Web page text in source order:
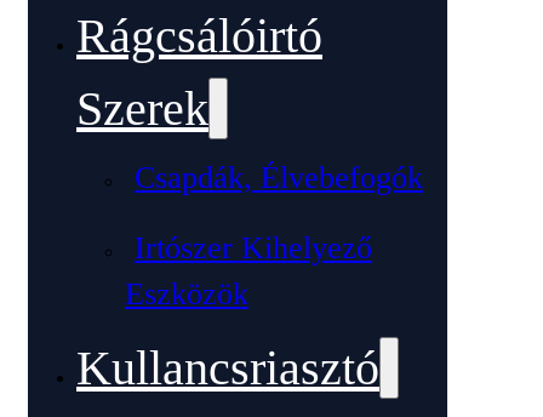
Rágcsálóirtó
Szerek
Csapdák, Élvebefogók
Irtószer Kihelyező
Eszközök
Kullancsriasztó